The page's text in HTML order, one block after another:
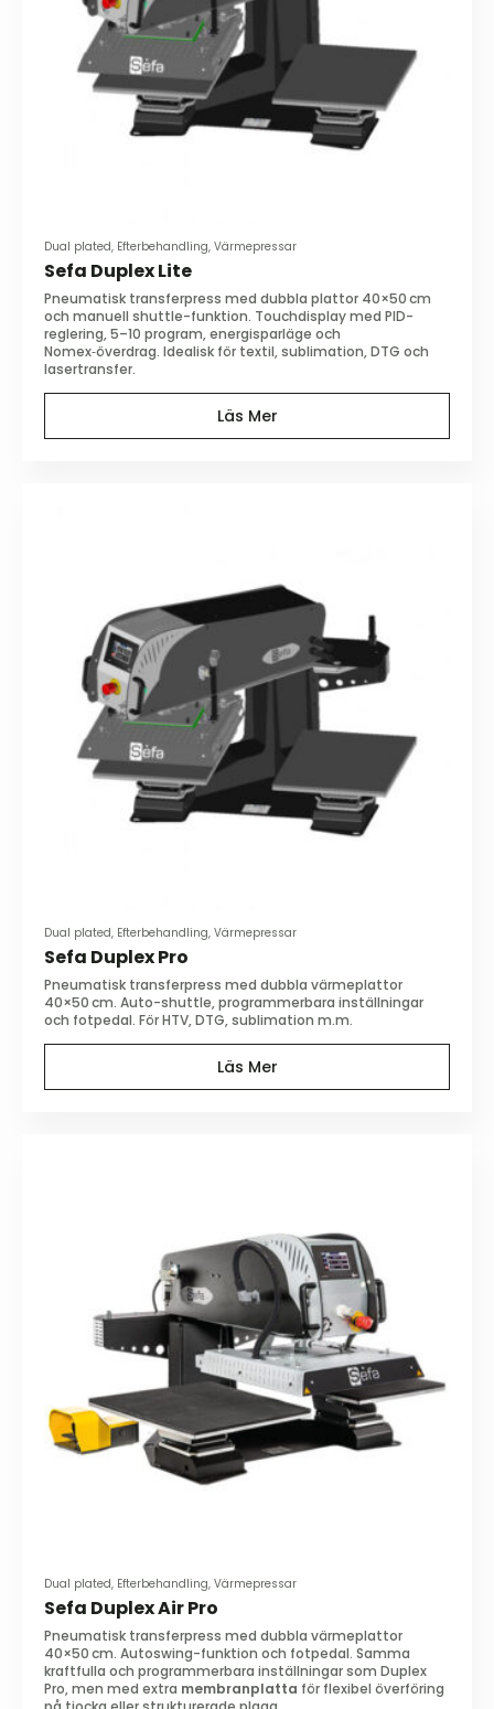
Dual plated, Efterbehandling, Värmepressar
Sefa Duplex Lite
Pneumatisk transferpress med dubbla plattor 40×50 cm
och manuell shuttle-funktion. Touchdisplay med PID-
reglering, 5–10 program, energisparläge och
Nomex‑överdrag. Idealisk för textil, sublimation, DTG och
lasertransfer.
Läs Mer
Dual plated, Efterbehandling, Värmepressar
Sefa Duplex Pro
Pneumatisk transferpress med dubbla värmeplattor
40×50 cm. Auto-shuttle, programmerbara inställningar
och fotpedal. För HTV, DTG, sublimation m.m.
Läs Mer
Dual plated, Efterbehandling, Värmepressar
Sefa Duplex Air Pro
Pneumatisk transferpress med dubbla värmeplattor
40×50 cm. Autoswing-funktion och fotpedal. Samma
kraftfulla och programmerbara inställningar som Duplex
Pro, men med extra membranplatta för flexibel överföring